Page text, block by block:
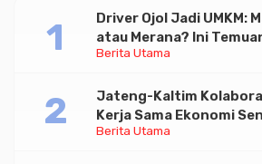
Berita Utama
Driver Ojol Jadi UMKM:
atau Merana? Ini
Paramadina
Berita Utama
Jateng-Kaltim
Kerja Sama Ekonomi
Triliun